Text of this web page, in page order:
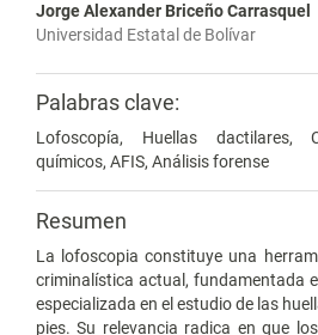
Jorge Alexander Briceño Carrasquel
Universidad Estatal de Bolívar
Palabras clave:
Lofoscopía, Huellas dactilares,
químicos, AFIS, Análisis forense
Resumen
La lofoscopia constituye una
criminalística actual, fundamentada
especializada en el estudio de las
pies. Su relevancia radica en que